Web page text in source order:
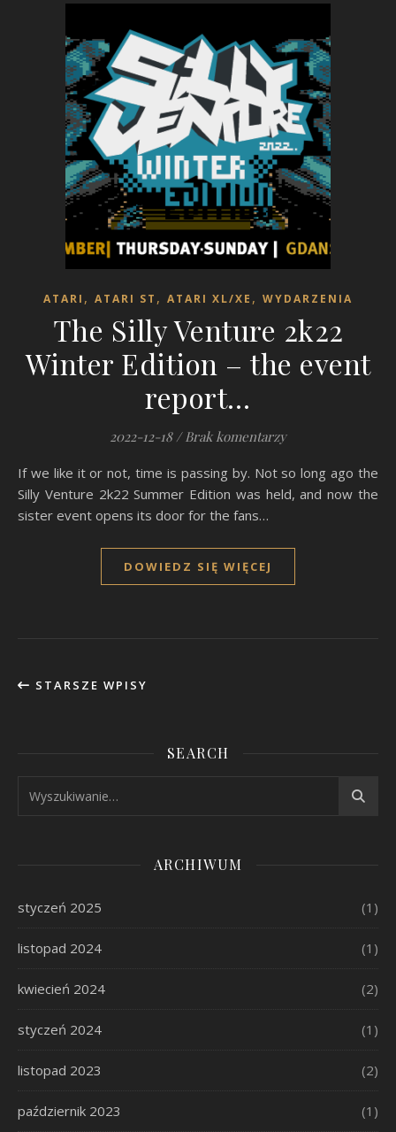
ATARI , ATARI ST , ATARI XL/XE , WYDARZENIA
The Silly Venture 2k22
Winter Edition – the event
report…
2022-12-18 / Brak komentarzy
If we like it or not, time is passing by. Not so long ago the
Silly Venture 2k22 Summer Edition was held, and now the
sister event opens its door for the fans…
DOWIEDZ SIĘ WIĘCEJ
STARSZE WPISY
SEARCH
ARCHIWUM
styczeń 2025 (1)
listopad 2024 (1)
kwiecień 2024 (2)
styczeń 2024 (1)
listopad 2023 (2)
październik 2023 (1)